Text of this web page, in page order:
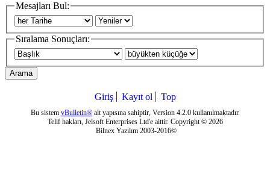
Mesajları Bul:
Sıralama Sonuçları:
Arama
Giriş Kayıt ol Top
Bu sistem vBulletin®alt yapısına sahiptir, Version 4.2.0 kullanılmaktadır.
Telif hakları, Jelsoft Enterprises Ltd'e aittir. Copyright © 2026
Bilnex Yazılım 2003-2016©